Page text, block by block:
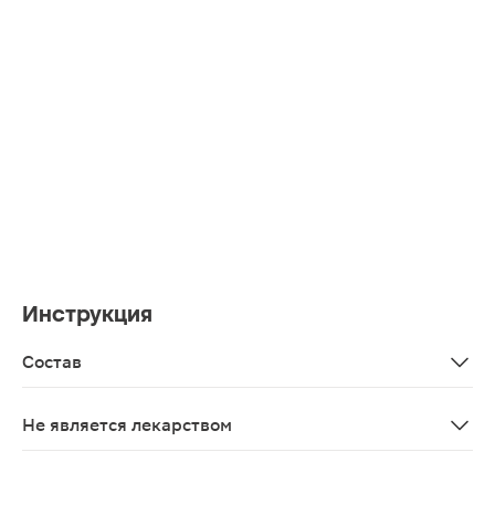
Инструкция
Состав
Не является лекарством